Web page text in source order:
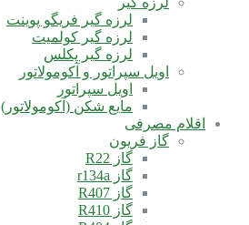
لرزه گیر فریگو پوینت
لرزه گیر کولمیت
لرزه گیر پکلس
اویل سپراتور و آکومولاتور
اویل سپراتور
مایع شکن (آکومولاتور)
اقلام مصرفی
گاز فریون
گاز R22
گاز r134a
گاز R407
گاز R410